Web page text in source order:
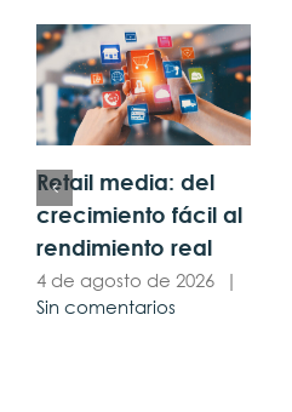
Retail media: del
crecimiento fácil al
rendimiento real
4 de agosto de 2026
|
Sin comentarios